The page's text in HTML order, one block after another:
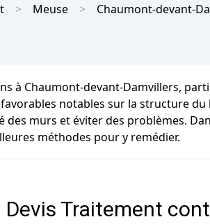
Meuse Chaumont-devant-
à Chaumont-devant-Damvillers,
notables sur la structure
murs et éviter des problèmes.
méthodes pour y remédier.
Devis Traitement